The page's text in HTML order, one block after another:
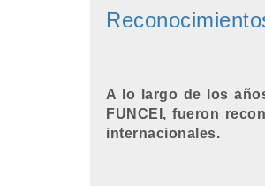
A lo largo de los
FUNCEI, fueron
internacionales.